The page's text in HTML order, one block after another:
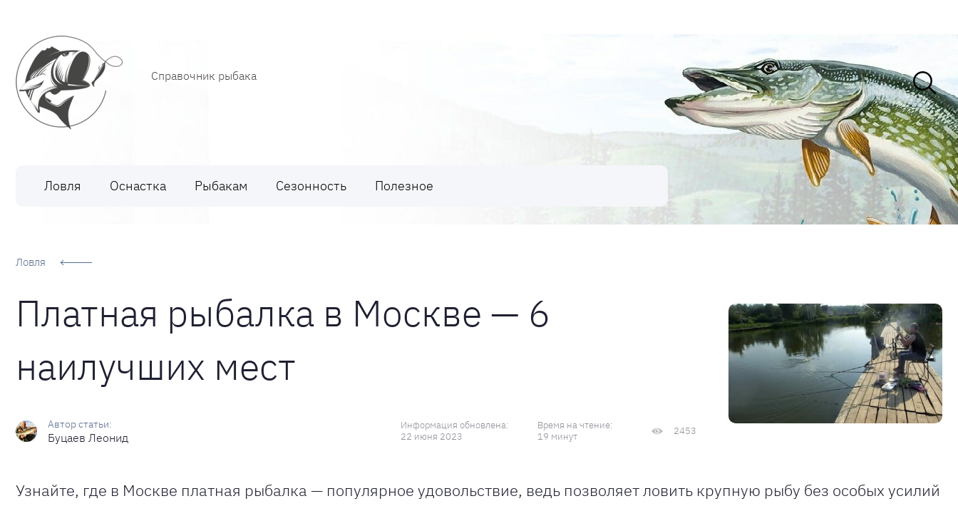
Рыбалка Справочник рыбака
Ловля Оснастка Рыбакам Сезонность Полезное
Ловля
Платная рыбалка в Москве — 6
наилучших мест
Буцаев Леонид
Информация обновлена:
22 июня 2023
Время на чтение:
19 минут
2453
Узнайте, где в Москве платная рыбалка — популярное удовольствие, ведь позволяет ловить крупную рыбу без особых усилий